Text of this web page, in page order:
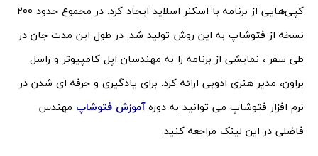
کپی‌هایی از برنامه با اسکنر اسلاید ایجاد کرد. در مجموع حدود 200
نسخه از فتوشاپ به این روش تولید شد. در طول این مدت جان در
طی سفر ، نمایشی از برنامه را به مهندسان اپل کامپیوتر و راسل
براون، مدیر هنری ادوبی ارائه کرد. برای یادگیری و حرفه ای شدن در
نرم افزار فتوشاپ می توانید به دورهآموزش فتوشاپ مهندس
فاضلی در این لینک مراجعه کنید.